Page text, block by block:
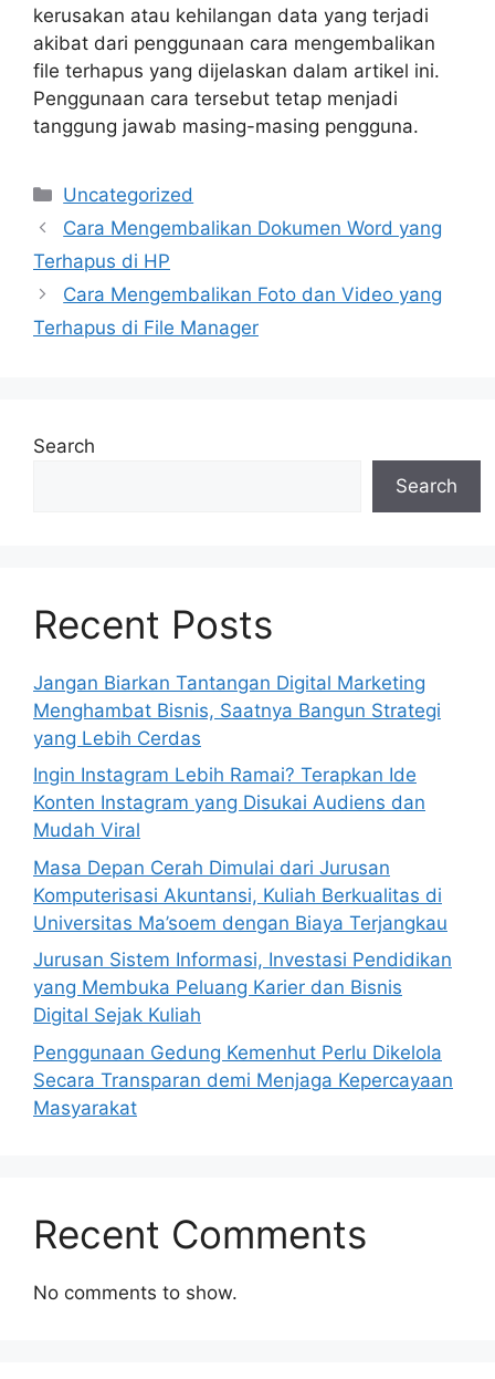
kerusakan atau kehilangan data yang terjadi
akibat dari penggunaan cara mengembalikan
file terhapus yang dijelaskan dalam artikel ini.
Penggunaan cara tersebut tetap menjadi
tanggung jawab masing-masing pengguna.
Categories
Uncategorized
Cara Mengembalikan Dokumen Word yang
Terhapus di HP
Cara Mengembalikan Foto dan Video yang
Terhapus di File Manager
Search
Search
Recent Posts
Jangan Biarkan Tantangan Digital Marketing
Menghambat Bisnis, Saatnya Bangun Strategi
yang Lebih Cerdas
Ingin Instagram Lebih Ramai? Terapkan Ide
Konten Instagram yang Disukai Audiens dan
Mudah Viral
Masa Depan Cerah Dimulai dari Jurusan
Komputerisasi Akuntansi, Kuliah Berkualitas di
Universitas Ma’soem dengan Biaya Terjangkau
Jurusan Sistem Informasi, Investasi Pendidikan
yang Membuka Peluang Karier dan Bisnis
Digital Sejak Kuliah
Penggunaan Gedung Kemenhut Perlu Dikelola
Secara Transparan demi Menjaga Kepercayaan
Masyarakat
Recent Comments
No comments to show.